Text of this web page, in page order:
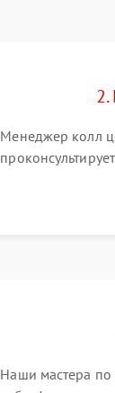
2.
Менеджер колл
сабвуфера а
Наши мастера по